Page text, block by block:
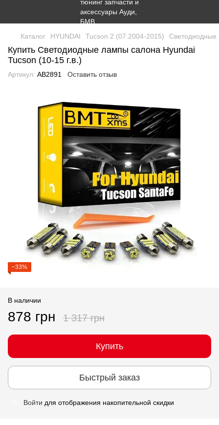
Каталог HYUNDAI Tucson 2 (07.2004-2015) Светодиодные
Купить Светодиодные лампы салона Hyundai
Tucson (10-15 г.в.)
Артикул: AB2891 Оставить отзыв
−33%
В наличии
878 грн 1 317 грн
Купить
Быстрый заказ
Войти для отображения накопительной скидки